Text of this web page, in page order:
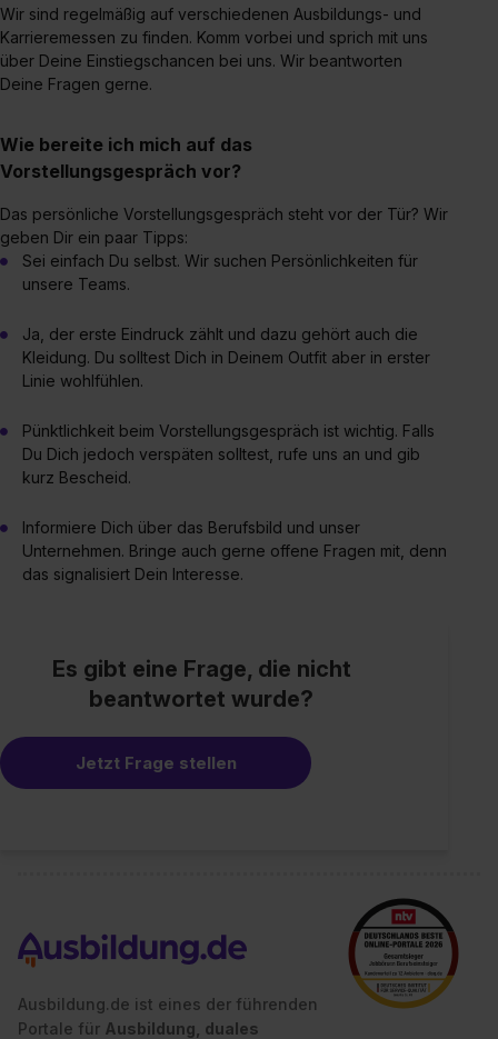
bestimmte Verwendungszwecke zulassen, triff deine
Auswahl über die Checkboxen und klick auf „Auswahl
erlauben“. Die Einwilligung zur Platzierung von Cookies
zur Übermittlung deiner Daten in die USA (Art. 49 Abs. 1
S. 1 lit. a) DS-GVO). Die USA verfügen über kein
angemessenes Datenschutzniveau (EuGH – Schrems
II). Du kannst die von dir erteilte Einwilligung jederzeit mit
Wirkung für die Zukunft ganz oder teilweise über unsere
Datenschutzerklärung unter dem Punkt „Datenschutz-
einzelnen Cookies findest du durch Klick auf „Details
zeigen“. Weitere Informationen:
Wir sind regelmäßig auf verschiedenen Ausbildungs- und
Karrieremessen zu finden. Komm vorbei und sprich mit uns
über Deine Einstiegschancen bei uns. Wir beantworten
Deine Fragen gerne.
Wie bereite ich mich auf das
Vorstellungsgespräch vor?
Das persönliche Vorstellungsgespräch steht vor der Tür? Wir
geben Dir ein paar Tipps:
Sei einfach Du selbst. Wir suchen Persönlichkeiten für
unsere Teams.
Ja, der erste Eindruck zählt und dazu gehört auch die
Kleidung. Du solltest Dich in Deinem Outfit aber in erster
Linie wohlfühlen.
Pünktlichkeit beim Vorstellungsgespräch ist wichtig. Falls
Du Dich jedoch verspäten solltest, rufe uns an und gib
kurz Bescheid.
Informiere Dich über das Berufsbild und unser
Unternehmen. Bringe auch gerne offene Fragen mit, denn
das signalisiert Dein Interesse.
Es gibt eine Frage, die nicht
beantwortet wurde?
Jetzt Frage stellen
Ausbildung.de ist eines der führenden
Portale für Ausbildung, duales